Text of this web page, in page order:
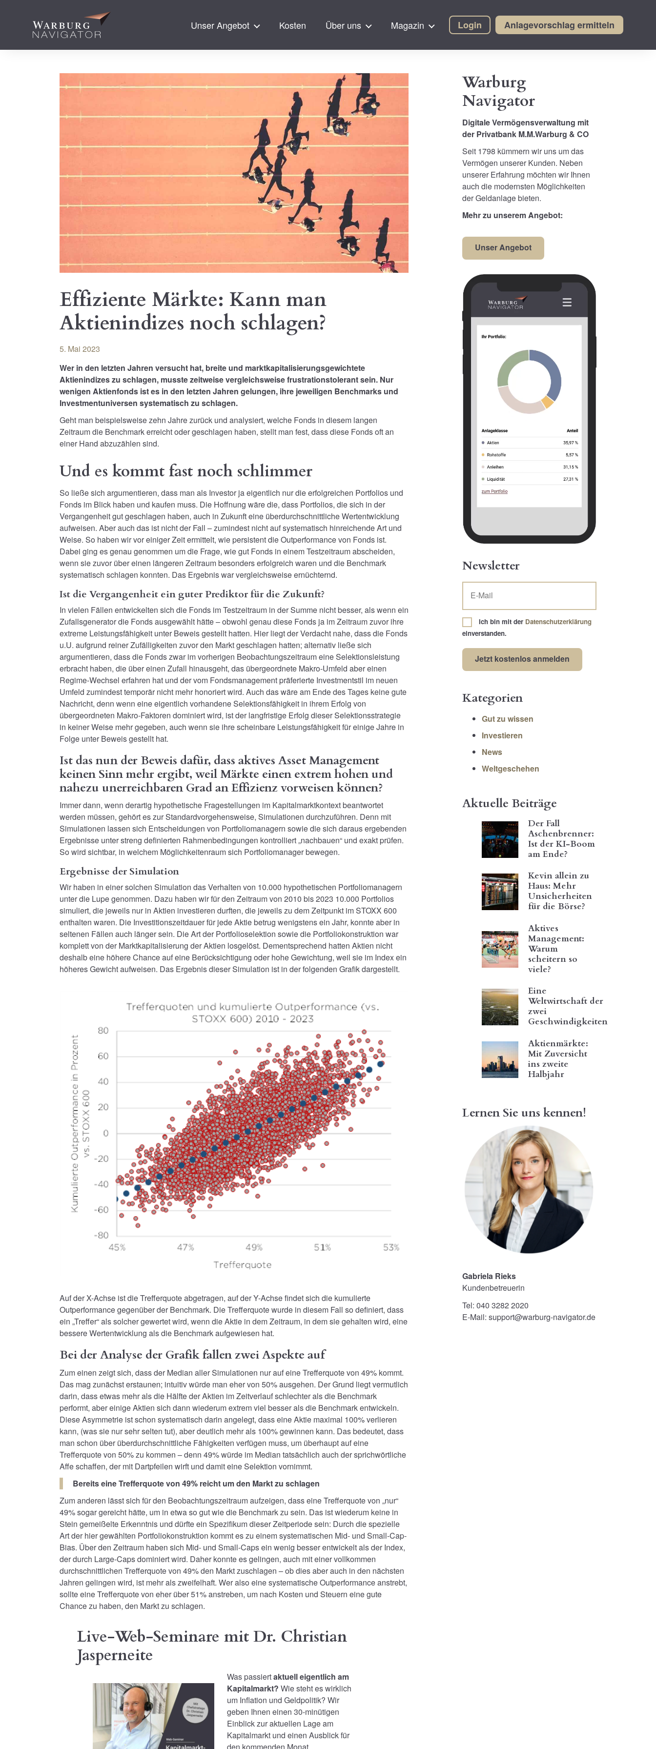
zum Inhalt springen
Unser Angebot Kosten Über uns Magazin Login Anlagevorschlag ermitteln
Effiziente Märkte: Kann man
Aktienindizes noch schlagen?
5. Mai 2023
Wer in den letzten Jahren versucht hat, breite und marktkapitalisierungsgewichtete
Aktienindizes zu schlagen, musste zeitweise vergleichsweise frustrationstolerant sein. Nur
wenigen Aktienfonds ist es in den letzten Jahren gelungen, ihre jeweiligen Benchmarks und
Investmentuniversen systematisch zu schlagen.
Geht man beispielsweise zehn Jahre zurück und analysiert, welche Fonds in diesem langen
Zeitraum die Benchmark erreicht oder geschlagen haben, stellt man fest, dass diese Fonds oft an
einer Hand abzuzählen sind.
Und es kommt fast noch schlimmer
So ließe sich argumentieren, dass man als Investor ja eigentlich nur die erfolgreichen Portfolios und
Fonds im Blick haben und kaufen muss. Die Hoffnung wäre die, dass Portfolios, die sich in der
Vergangenheit gut geschlagen haben, auch in Zukunft eine überdurchschnittliche Wertentwicklung
aufweisen. Aber auch das ist nicht der Fall – zumindest nicht auf systematisch hinreichende Art und
Weise. So haben wir vor einiger Zeit ermittelt, wie persistent die Outperformance von Fonds ist.
Dabei ging es genau genommen um die Frage, wie gut Fonds in einem Testzeitraum abscheiden,
wenn sie zuvor über einen längeren Zeitraum besonders erfolgreich waren und die Benchmark
systematisch schlagen konnten. Das Ergebnis war vergleichsweise ernüchternd.
Ist die Vergangenheit ein guter Prediktor für die Zukunft?
In vielen Fällen entwickelten sich die Fonds im Testzeitraum in der Summe nicht besser, als wenn ein
Zufallsgenerator die Fonds ausgewählt hätte – obwohl genau diese Fonds ja im Zeitraum zuvor ihre
extreme Leistungsfähigkeit unter Beweis gestellt hatten. Hier liegt der Verdacht nahe, dass die Fonds
u.U. aufgrund reiner Zufälligkeiten zuvor den Markt geschlagen hatten; alternativ ließe sich
argumentieren, dass die Fonds zwar im vorherigen Beobachtungszeitraum eine Selektionsleistung
erbracht haben, die über einen Zufall hinausgeht, das übergeordnete Makro-Umfeld aber einen
Regime-Wechsel erfahren hat und der vom Fondsmanagement präferierte Investmentstil im neuen
Umfeld zumindest temporär nicht mehr honoriert wird. Auch das wäre am Ende des Tages keine gute
Nachricht, denn wenn eine eigentlich vorhandene Selektionsfähigkeit in ihrem Erfolg von
übergeordneten Makro-Faktoren dominiert wird, ist der langfristige Erfolg dieser Selektionsstrategie
in keiner Weise mehr gegeben, auch wenn sie ihre scheinbare Leistungsfähigkeit für einige Jahre in
Folge unter Beweis gestellt hat.
Ist das nun der Beweis dafür, dass aktives Asset Management
keinen Sinn mehr ergibt, weil Märkte einen extrem hohen und
nahezu unerreichbaren Grad an Effizienz vorweisen können?
Immer dann, wenn derartig hypothetische Fragestellungen im Kapitalmarktkontext beantwortet
werden müssen, gehört es zur Standardvorgehensweise, Simulationen durchzuführen. Denn mit
Simulationen lassen sich Entscheidungen von Portfoliomanagern sowie die sich daraus ergebenden
Ergebnisse unter streng definierten Rahmenbedingungen kontrolliert „nachbauen“ und exakt prüfen.
So wird sichtbar, in welchem Möglichkeitenraum sich Portfoliomanager bewegen.
Ergebnisse der Simulation
Wir haben in einer solchen Simulation das Verhalten von 10.000 hypothetischen Portfoliomanagern
unter die Lupe genommen. Dazu haben wir für den Zeitraum von 2010 bis 2023 10.000 Portfolios
simuliert, die jeweils nur in Aktien investieren durften, die jeweils zu dem Zeitpunkt im STOXX 600
enthalten waren. Die Investitionszeitdauer für jede Aktie betrug wenigstens ein Jahr, konnte aber in
seltenen Fällen auch länger sein. Die Art der Portfolioselektion sowie die Portfoliokonstruktion war
komplett von der Marktkapitalisierung der Aktien losgelöst. Dementsprechend hatten Aktien nicht
deshalb eine höhere Chance auf eine Berücksichtigung oder hohe Gewichtung, weil sie im Index ein
höheres Gewicht aufweisen. Das Ergebnis dieser Simulation ist in der folgenden Grafik dargestellt.
Auf der X-Achse ist die Trefferquote abgetragen, auf der Y-Achse findet sich die kumulierte
Outperformance gegenüber der Benchmark. Die Trefferquote wurde in diesem Fall so definiert, dass
ein „Treffer“ als solcher gewertet wird, wenn die Aktie in dem Zeitraum, in dem sie gehalten wird, eine
bessere Wertentwicklung als die Benchmark aufgewiesen hat.
Bei der Analyse der Grafik fallen zwei Aspekte auf
Zum einen zeigt sich, dass der Median aller Simulationen nur auf eine Trefferquote von 49% kommt.
Das mag zunächst erstaunen; intuitiv würde man eher von 50% ausgehen. Der Grund liegt vermutlich
darin, dass etwas mehr als die Hälfte der Aktien im Zeitverlauf schlechter als die Benchmark
performt, aber einige Aktien sich dann wiederum extrem viel besser als die Benchmark entwickeln.
Diese Asymmetrie ist schon systematisch darin angelegt, dass eine Aktie maximal 100% verlieren
kann, (was sie nur sehr selten tut), aber deutlich mehr als 100% gewinnen kann. Das bedeutet, dass
man schon über überdurchschnittliche Fähigkeiten verfügen muss, um überhaupt auf eine
Trefferquote von 50% zu kommen – denn 49% würde im Median tatsächlich auch der sprichwörtliche
Affe schaffen, der mit Dartpfeilen wirft und damit eine Selektion vornimmt.
Bereits eine Trefferquote von 49% reicht um den Markt zu schlagen
Zum anderen lässt sich für den Beobachtungszeitraum aufzeigen, dass eine Trefferquote von „nur“
49% sogar gereicht hätte, um in etwa so gut wie die Benchmark zu sein. Das ist wiederum keine in
Stein gemeißelte Erkenntnis und dürfte ein Spezifikum dieser Zeitperiode sein: Durch die spezielle
Art der hier gewählten Portfoliokonstruktion kommt es zu einem systematischen Mid- und Small-Cap-
Bias. Über den Zeitraum haben sich Mid- und Small-Caps ein wenig besser entwickelt als der Index,
der durch Large-Caps dominiert wird. Daher konnte es gelingen, auch mit einer vollkommen
durchschnittlichen Trefferquote von 49% den Markt zuschlagen – ob dies aber auch in den nächsten
Jahren gelingen wird, ist mehr als zweifelhaft. Wer also eine systematische Outperformance anstrebt,
sollte eine Trefferquote von eher über 51% anstreben, um nach Kosten und Steuern eine gute
Chance zu haben, den Markt zu schlagen.
Live-Web-Seminare mit Dr. Christian
Jasperneite
Was passiertaktuell eigentlich am
Kapitalmarkt? Wie steht es wirklich
um Inflation und Geldpolitik? Wir
geben Ihnen einen 30-minütigen
Einblick zur aktuellen Lage am
Kapitalmarkt und einen Ausblick für
Warburg
Navigator
Digitale Vermögensverwaltung mit
der Privatbank M.M.Warburg & CO
Seit 1798 kümmern wir uns um das
Vermögen unserer Kunden. Neben
unserer Erfahrung möchten wir Ihnen
auch die modernsten Möglichkeiten
der Geldanlage bieten.
Mehr zu unserem Angebot:
Unser Angebot
Newsletter
Ich bin mit der Datenschutzerklärung
einverstanden.
Kategorien
Gut zu wissen
Investieren
News
Weltgeschehen
Aktuelle Beiträge
Der Fall
Aschenbrenner:
Ist der KI-Boom
am Ende?
Kevin allein zu
Haus: Mehr
Unsicherheiten
für die Börse?
Aktives
Management:
Warum
scheitern so
viele?
Eine
Weltwirtschaft der
zwei
Geschwindigkeiten
Aktienmärkte:
Mit Zuversicht
ins zweite
Halbjahr
Lernen Sie uns kennen!
Gabriela Rieks
Kundenbetreuerin
Tel: 040 3282 2020
E-Mail: support@warburg-navigator.de